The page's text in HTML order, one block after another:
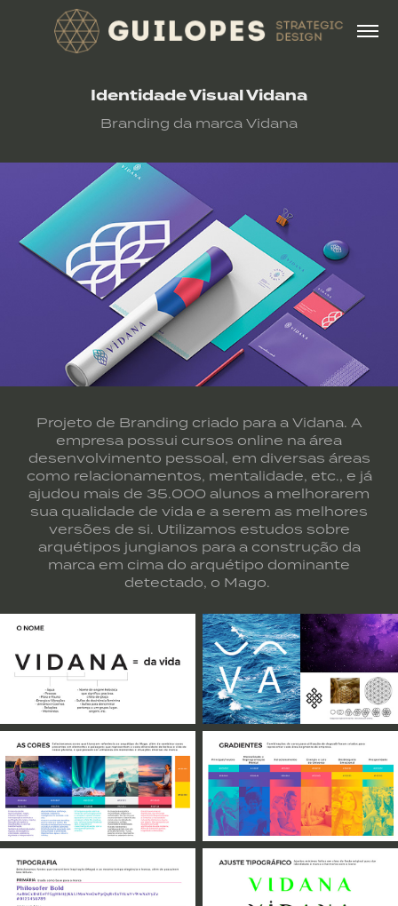
Identidade Visual Vidana
Branding da marca Vidana
Projeto de Branding criado para a Vidana. A
empresa possui cursos online na área
desenvolvimento pessoal, em diversas áreas
como relacionamentos, mentalidade, etc., e já
ajudou mais de 35.000 alunos a melhorarem
sua qualidade de vida e a serem as melhores
versões de si. Utilizamos estudos sobre
arquétipos jungianos para a construção da
marca em cima do arquétipo dominante
detectado, o Mago.